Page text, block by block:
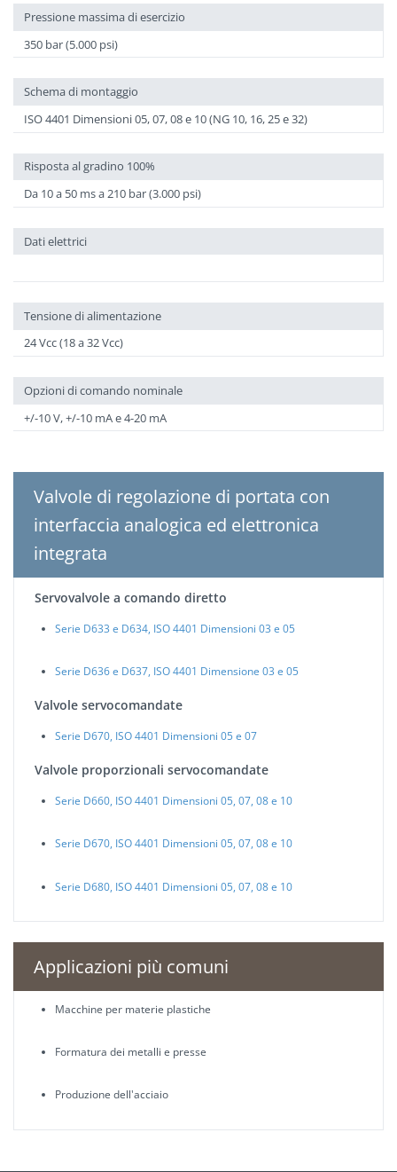
Pressione massima di esercizio
350 bar (5.000 psi)
Schema di montaggio
ISO 4401 Dimensioni 05, 07, 08 e 10 (NG 10, 16, 25 e 32)
Risposta al gradino 100%
Da 10 a 50 ms a 210 bar (3.000 psi)
Dati elettrici
Tensione di alimentazione
24 Vcc (18 a 32 Vcc)
Opzioni di comando nominale
+/-10 V, +/-10 mA e 4-20 mA
Valvole di regolazione di portata con
interfaccia analogica ed elettronica
integrata
Servovalvole a comando diretto
Serie D633 e D634, ISO 4401 Dimensioni 03 e 05
Serie D636 e D637, ISO 4401 Dimensione 03 e 05
Valvole servocomandate
Serie D670, ISO 4401 Dimensioni 05 e 07
Valvole proporzionali servocomandate
Serie D660, ISO 4401 Dimensioni 05, 07, 08 e 10
Serie D670, ISO 4401 Dimensioni 05, 07, 08 e 10
Serie D680, ISO 4401 Dimensioni 05, 07, 08 e 10
Applicazioni più comuni
Macchine per materie plastiche
Formatura dei metalli e presse
Produzione dell'acciaio